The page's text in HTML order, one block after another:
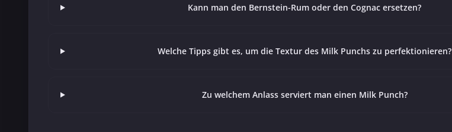
Kann man den Bernstein-Rum oder den Cognac ersetzen?
Welche Tipps gibt es, um die Textur des Milk Punchs zu perfektionieren?
Zu welchem Anlass serviert man einen Milk Punch?